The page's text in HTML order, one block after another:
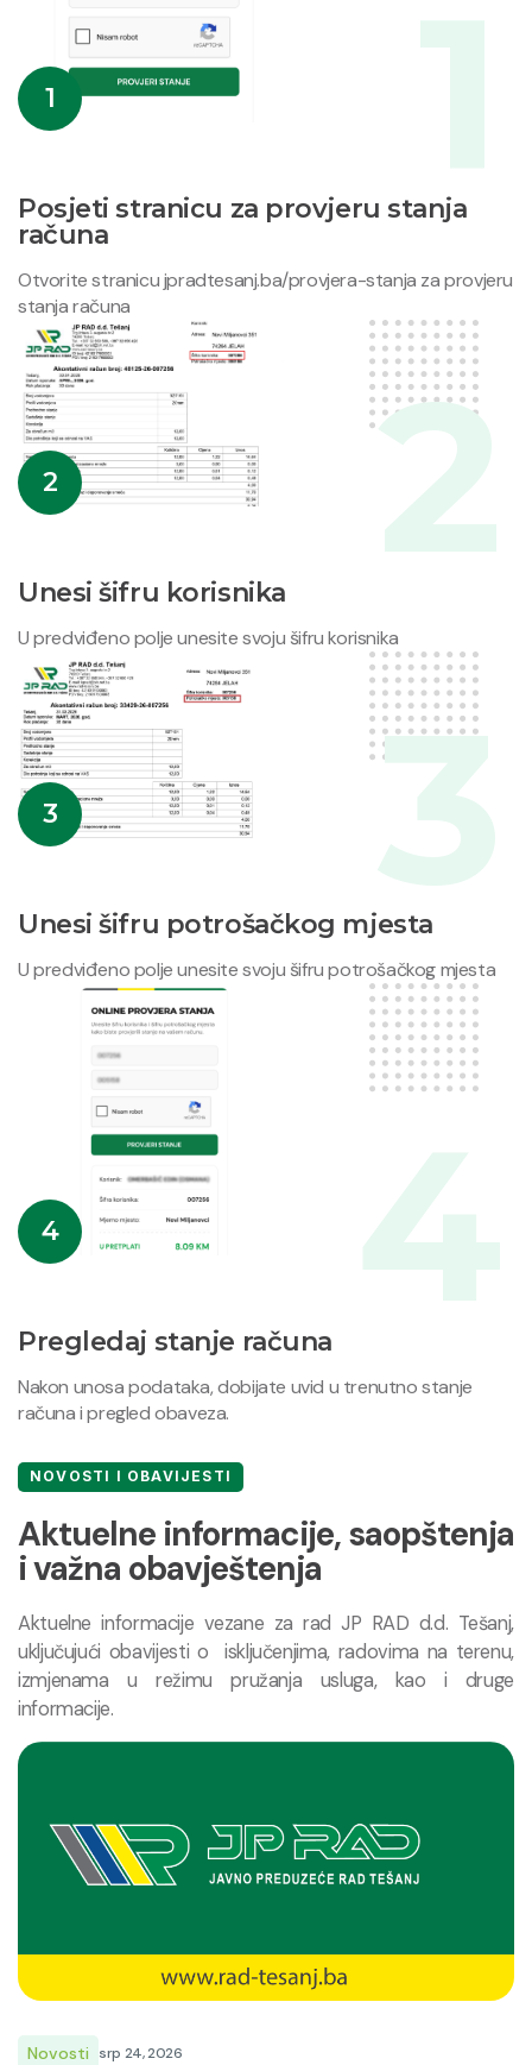
1
Posjeti stranicu za provjeru stanja
računa
Otvorite stranicu jpradtesanj.ba/provjera-stanja za provjeru
stanja računa
2
Unesi šifru korisnika
U predviđeno polje unesite svoju šifru korisnika
3
Unesi šifru potrošačkog mjesta
U predviđeno polje unesite svoju šifru potrošačkog mjesta
4
Pregledaj stanje računa
Nakon unosa podataka, dobijate uvid u trenutno stanje
računa i pregled obaveza.
NOVOSTI I OBAVIJESTI
Aktuelne informacije, saopštenja
i važna obavještenja
Aktuelne informacije vezane za rad JP RAD d.d. Tešanj,
uključujući obavijesti o isključenjima, radovima na terenu,
izmjenama u režimu pružanja usluga, kao i druge
informacije.
Novosti srp 24, 2026